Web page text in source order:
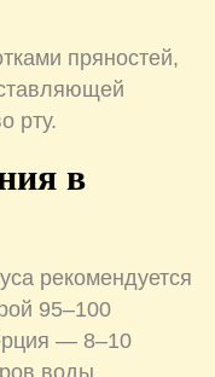
пряностей,
рту.
в
рекомендуется
95–100
— 8–10
воды.